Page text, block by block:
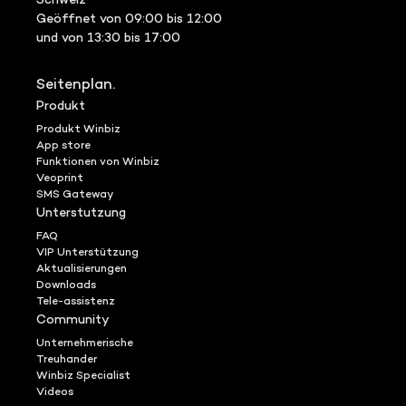
Geöffnet von 09:00 bis 12:00
und von 13:30 bis 17:00
Seitenplan.
Produkt
Produkt Winbiz
App store
Funktionen von Winbiz
Veoprint
SMS Gateway
Unterstutzung
FAQ
VIP Unterstützung
Aktualisierungen
Downloads
Tele-assistenz
Community
Unternehmerische
Treuhander
Winbiz Specialist
Videos